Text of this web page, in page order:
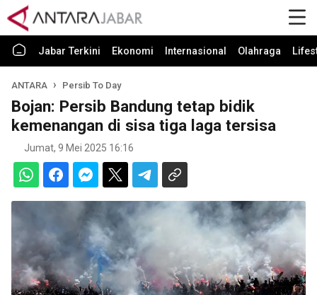
Jabar Terkini Ekonomi Internasional Olahraga
ANTARA Persib To Day
Bojan: Persib Bandung tetap bidik
kemenangan di sisa tiga laga tersisa
Jumat, 9 Mei 2025 16:16